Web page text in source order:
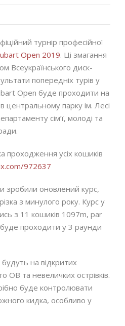
турнір професійної
Open 2019. Ці змагання
Всеукраїнського диск-
попередніх турів у
Open буде проходити на
центральному парку ім. Лесі
сім’ї, молоді та
проходження усіх кошиків
972637
зробили оновлений курс,
з минулого року. Курс у
з 11 кошиків 1097m, par
проходити у 3 раунди
на відкритих
OB та невеличких острівків.
буде контролювати
кидка, особливо у